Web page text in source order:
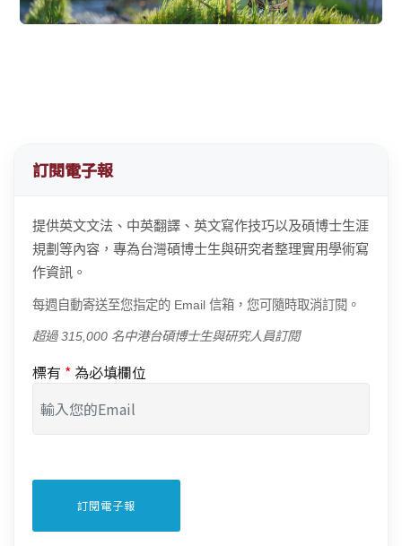
訂閱電子報
提供英文文法、中英翻譯、英文寫作技巧以及碩博士生涯
規劃等內容，專為台灣碩博士生與研究者整理實用學術寫
作資訊。
每週自動寄送至您指定的 Email 信箱，您可隨時取消訂閱。
超過 315,000 名中港台碩博士生與研究人員訂閱
標有 * 為必填欄位